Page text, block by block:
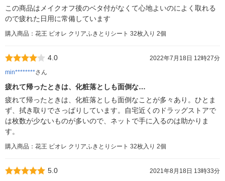
この商品はメイクオフ後のベタ付がなくて心地よいのによく取れる
ので疲れた日用に常備しています
購入商品：花王 ビオレ クリアふきとりシート 32枚入り 2個
4.0
2022年7月18日 12時27分
min********さん
疲れて帰ったときは、化粧落としも面倒な…
疲れて帰ったときは、化粧落としも面倒なことが多々あり。ひとま
ず、拭き取りでさっぱりしています。自宅近くのドラッグストアで
は枚数が少ないものが多いので、ネットで手に入るのは助かりま
す。
購入商品：花王 ビオレ クリアふきとりシート 32枚入り 2個
5.0
2021年8月18日 13時33分